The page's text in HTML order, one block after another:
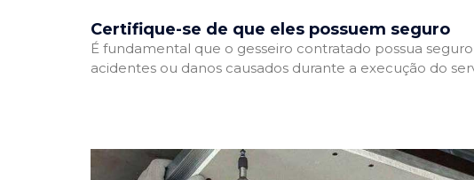
Certifique-se de que eles possuem seguro
É fundamental que o gesseiro contratado possua
acidentes ou danos causados durante a execução do